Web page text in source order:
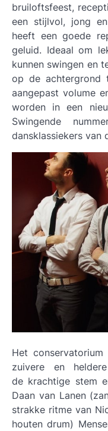
bruiloftsfeest,
een stijlvol, jong
heeft een goede
geluid. Ideaal om
kunnen swingen en
op de achtergrond
aangepast volume
worden in een
Swingende
dansklassiekers van
Het
zuivere en
de krachtige stem
Daan van Lanen
strakke ritme van
houten drum)